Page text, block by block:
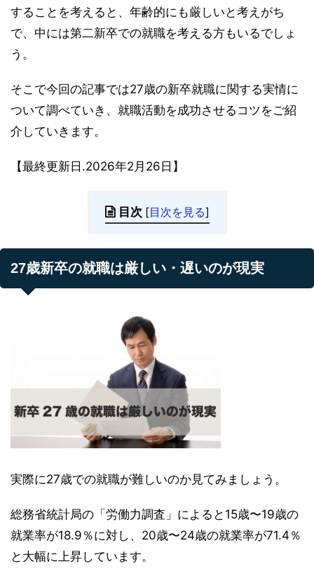
することを考えると、年齢的にも厳しいと考えがち
で、中には第二新卒での就職を考える方もいるでしょ
う。
そこで今回の記事では27歳の新卒就職に関する実情に
ついて調べていき、就職活動を成功させるコツをご紹
介していきます。
【最終更新日.2026年2月26日】
目次 [目次を見る]
27歳新卒の就職は厳しい・遅いのが現実
実際に27歳での就職が難しいのか見てみましょう。
総務省統計局の「労働力調査」によると15歳〜19歳の
就業率が18.9％に対し、20歳〜24歳の就業率が71.4％
と大幅に上昇しています。